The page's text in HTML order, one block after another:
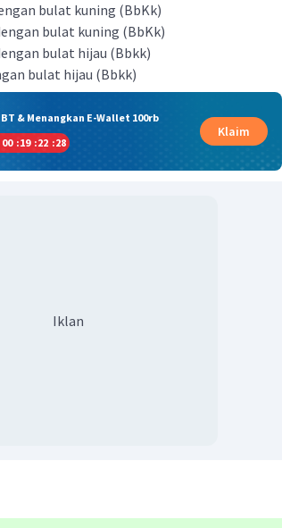
bulat kuning (BbKk)
bulat kuning (BbKk)
bulat hijau (Bbkk)
bulat hijau (Bbkk)
& Menangkan E-Wallet 100rb
00 :19 :22 :27
Klaim
Iklan